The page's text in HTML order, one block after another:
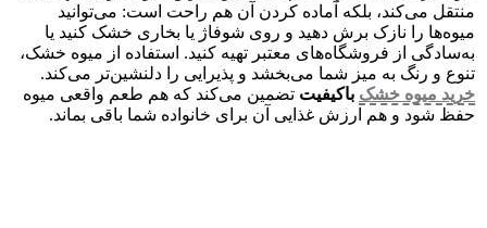
منتقل می‌کند، بلکه آماده کردن آن هم راحت است: می‌توانید
میوه‌ها را نازک برش دهید و روی شوفاژ یا بخاری خشک کنید یا
به‌سادگی از فروشگاه‌های معتبر تهیه کنید. استفاده از میوه خشک،
تنوع و رنگ به میز شما می‌بخشد و پذیرایی را دلنشین‌تر می‌کند.
خرید میوه خشک باکیفیت تضمین می‌کند که هم طعم واقعی میوه
حفظ شود و هم ارزش غذایی آن برای خانواده شما باقی بماند.